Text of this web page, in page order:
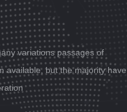
variations passagesof
available, but the majority have